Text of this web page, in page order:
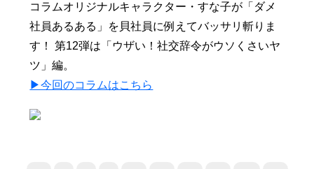
コラムオリジナルキャラクター・すな子が「ダメ
社員あるある」を貝社員に例えてバッサリ斬りま
す！ 第12弾は「ウザい！社交辞令がウソくさいヤ
ツ」編。
▶︎今回のコラムはこちら